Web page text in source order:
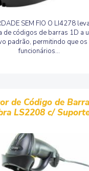
SEM FIO O LI4278
de códigos de barras 1D a
padrão, permitindo que os
funcionários...
de Código de
LS2208 c/